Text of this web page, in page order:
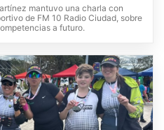
mantuvo una charla con
de FM 10 Radio Ciudad, sobre
a futuro.